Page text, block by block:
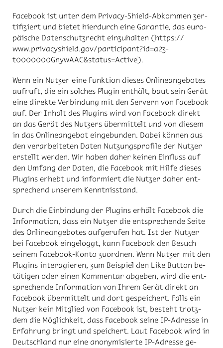
Face­book ist un­ter dem Pri­va­cy-Shield-Ab­kom­men zer­
ti­fi­ziert und bie­tet hier­durch eine Ga­ran­tie, das eu­ro­
päi­sche Da­ten­schutz­recht ein­zu­hal­ten (https://​
www.pri­va­cy­shield.gov/​par­ti­ci­pant?id=a2z­
t0000000Gny­wAAC&sta­tus=Ac­tive).
Wenn ein Nut­zer eine Funk­ti­on die­ses On­line­an­ge­bo­tes
auf­ruft, die ein sol­ches Plu­gin ent­hält, baut sein Ge­rät
eine di­rek­te Ver­bin­dung mit den Ser­vern von Face­book
auf. Der In­halt des Plug­ins wird von Face­book di­rekt
an das Ge­rät des Nut­zers über­mit­telt und von die­sem
in das On­line­an­ge­bot ein­ge­bun­den. Da­bei kön­nen aus
den ver­ar­bei­te­ten Da­ten Nut­zungs­pro­fi­le der Nut­zer
er­stellt wer­den. Wir ha­ben da­her kei­nen Ein­fluss auf
den Um­fang der Da­ten, die Face­book mit Hil­fe die­ses
Plug­ins er­hebt und in­for­miert die Nut­zer da­her ent­
spre­chend un­se­rem Kennt­nis­stand.
Durch die Ein­bin­dung der Plug­ins er­hält Face­book die
In­for­ma­ti­on, dass ein Nut­zer die ent­spre­chen­de Sei­te
des On­line­an­ge­bo­tes auf­ge­ru­fen hat. Ist der Nut­zer
bei Face­book ein­ge­loggt, kann Face­book den Be­such
sei­nem Face­book-Kon­to zu­ord­nen. Wenn Nut­zer mit den
Plug­ins in­ter­agie­ren, zum Bei­spiel den Like But­ton be­
tä­ti­gen oder ei­nen Kom­men­tar ab­ge­ben, wird die ent­
spre­chen­de In­for­ma­ti­on von Ih­rem Ge­rät di­rekt an
Face­book über­mit­telt und dort ge­spei­chert. Falls ein
Nut­zer kein Mit­glied von Face­book ist, be­steht trotz­
dem die Mög­lich­keit, dass Face­book sei­ne IP-Adres­se in
Er­fah­rung bringt und spei­chert. Laut Face­book wird in
Deutsch­land nur eine an­ony­mi­sier­te IP-Adres­se ge­